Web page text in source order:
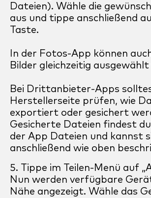
Dateien). Wähle die
aus und tippe anschließend
Taste.
In der Fotos-App können
Bilder gleichzeitig
Bei Drittanbieter-Apps
Herstellerseite prüfen, wie
exportiert oder gesichert
Gesicherte Dateien findest
der App Dateien und kannst
anschließend wie oben
Tippe im Teilen-Menü auf
Nun werden verfügbare
Nähe angezeigt. Wähle das